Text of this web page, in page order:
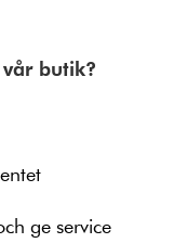
butik?
ge service